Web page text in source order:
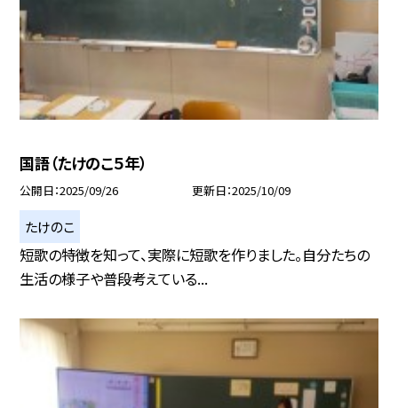
国語（たけのこ５年）
公開日 2025/09/26 更新日 2025/10/09
たけのこ
短歌の特徴を知って、実際に短歌を作りました。自分たちの
生活の様子や普段考えている...